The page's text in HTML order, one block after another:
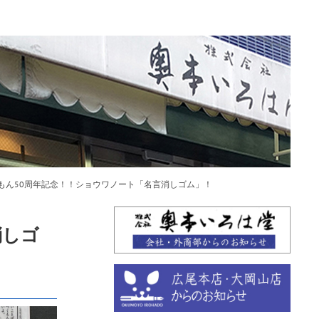
ん50周年記念！！ショウワノート「名言消しゴム」！
ゴ